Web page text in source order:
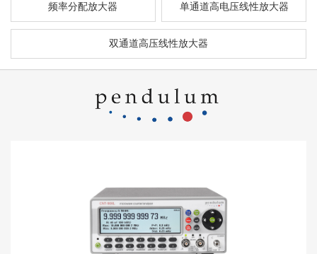
频率分配放大器 单通道高电压线性放大器
双通道高压线性放大器